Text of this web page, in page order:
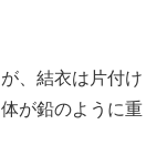
、結衣は片付け
が鉛のように重